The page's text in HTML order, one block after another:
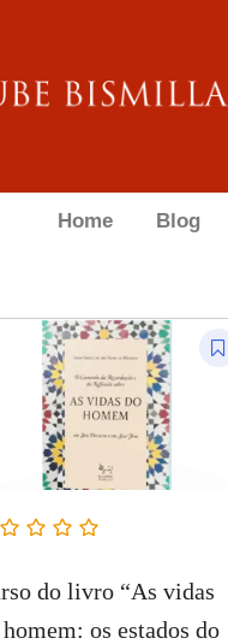
Home Blog
do livro “As vidas
os estados do